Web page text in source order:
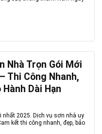
Nhà Trọn Gói Mới
Thi Công Nhanh,
Hành Dài Hạn
2025. Dịch vụ sơn nhà uy
kết thi công nhanh, đẹp, bảo